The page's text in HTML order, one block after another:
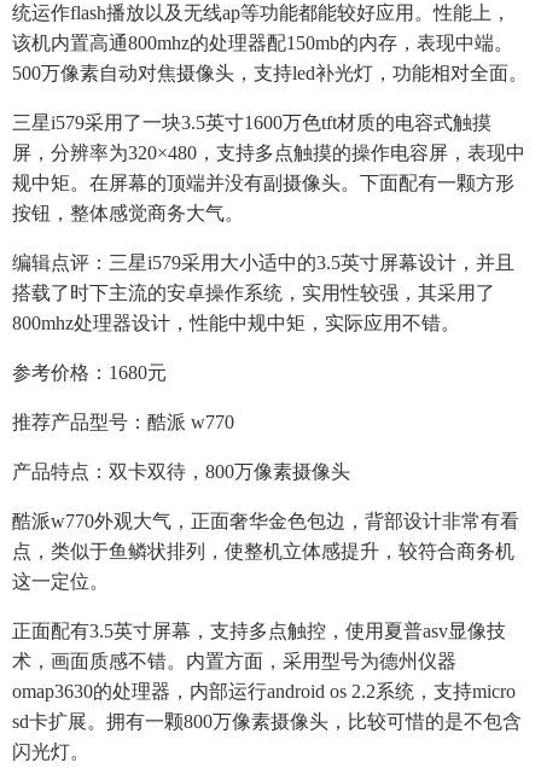
统运作flash播放以及无线ap等功能都能较好应用。性能上，
该机内置高通800mhz的处理器配150mb的内存，表现中端。
500万像素自动对焦摄像头，支持led补光灯，功能相对全面。
三星i579采用了一块3.5英寸1600万色tft材质的电容式触摸
屏，分辨率为320×480，支持多点触摸的操作电容屏，表现中
规中矩。在屏幕的顶端并没有副摄像头。下面配有一颗方形
按钮，整体感觉商务大气。
编辑点评：三星i579采用大小适中的3.5英寸屏幕设计，并且
搭载了时下主流的安卓操作系统，实用性较强，其采用了
800mhz处理器设计，性能中规中矩，实际应用不错。
参考价格：1680元
推荐产品型号：酷派 w770
产品特点：双卡双待，800万像素摄像头
酷派w770外观大气，正面奢华金色包边，背部设计非常有看
点，类似于鱼鳞状排列，使整机立体感提升，较符合商务机
这一定位。
正面配有3.5英寸屏幕，支持多点触控，使用夏普asv显像技
术，画面质感不错。内置方面，采用型号为德州仪器
omap3630的处理器，内部运行android os 2.2系统，支持micro
sd卡扩展。拥有一颗800万像素摄像头，比较可惜的是不包含
闪光灯。